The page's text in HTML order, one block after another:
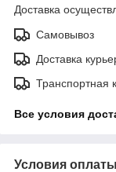
Доставка
Самовывоз
Доставка
Транспортная
Все условия
Условия оплаты